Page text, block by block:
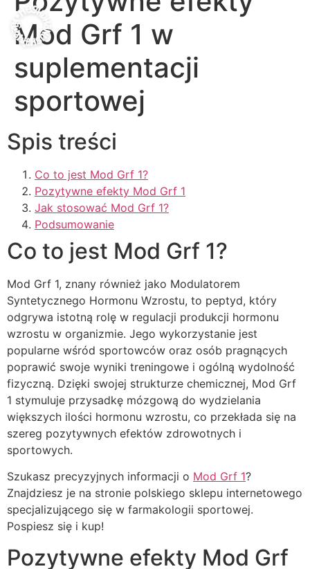
Mod Grf 1 w
suplementacji
sportowej
Spis treści
Co to jest Mod Grf 1?
Pozytywne efekty Mod Grf 1
Jak stosować Mod Grf 1?
Podsumowanie
Co to jest Mod Grf 1?
Mod Grf 1, znany również jako Modulatorem
Syntetycznego Hormonu Wzrostu, to peptyd, który
odgrywa istotną rolę w regulacji produkcji hormonu
wzrostu w organizmie. Jego wykorzystanie jest
popularne wśród sportowców oraz osób pragnących
poprawić swoje wyniki treningowe i ogólną wydolność
fizyczną. Dzięki swojej strukturze chemicznej, Mod Grf
1 stymuluje przysadkę mózgową do wydzielania
większych ilości hormonu wzrostu, co przekłada się na
szereg pozytywnych efektów zdrowotnych i
sportowych.
Szukasz precyzyjnych informacji o Mod Grf 1?
Znajdziesz je na stronie polskiego sklepu internetowego
specjalizującego się w farmakologii sportowej.
Pospiesz się i kup!
Pozytywne efekty Mod Grf